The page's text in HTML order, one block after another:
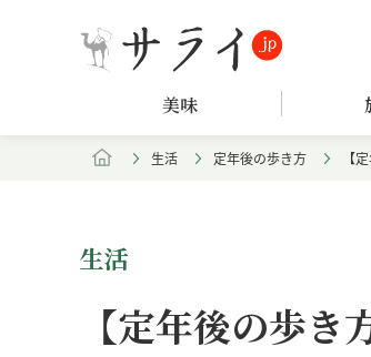
美味
生活 定年後の歩き方 【
生活
【定年後の歩